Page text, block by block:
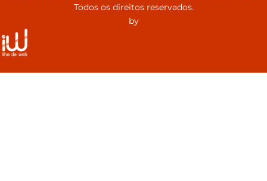
Todos os direitos reservados.
by